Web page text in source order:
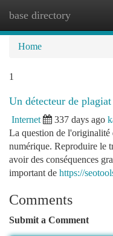
base directory
Home
1
Un détecteur de
Internet 337 days ago
La question de l'originalité
numérique. Reproduire le
avoir des conséquences
important de https://
Comments
Submit a Comment